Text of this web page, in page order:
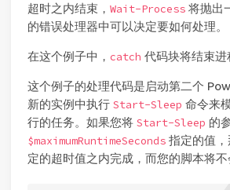
超时之内结束， Wait-Process 将抛出
的错误处理器中可以决定要如何处理。
在这个例子中， catch 代码块将结束进
这个例子的处理代码是启动第二个
新的实例中执行 Start-Sleep 命令来
行的任务。如果您将 Start-Sleep 的
$maximumRuntimeSeconds 指定的值
定的超时值之内完成，而您的脚本将不